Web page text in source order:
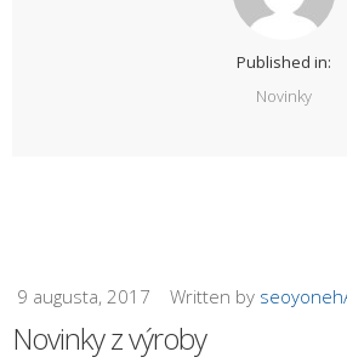
Published in:
Novinky
9 augusta, 2017 Written by
Novinky z výroby